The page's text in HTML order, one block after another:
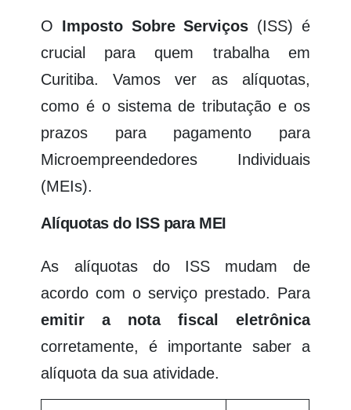
O Imposto Sobre Serviços (ISS) é
crucial para quem trabalha em
Curitiba. Vamos ver as alíquotas,
como é o sistema de tributação e os
prazos para pagamento para
Microempreendedores Individuais
(MEIs).
Alíquotas do ISS para MEI
As alíquotas do ISS mudam de
acordo com o serviço prestado. Para
emitir a nota fiscal
eletrônica
corretamente, é importante saber a
alíquota da sua atividade.